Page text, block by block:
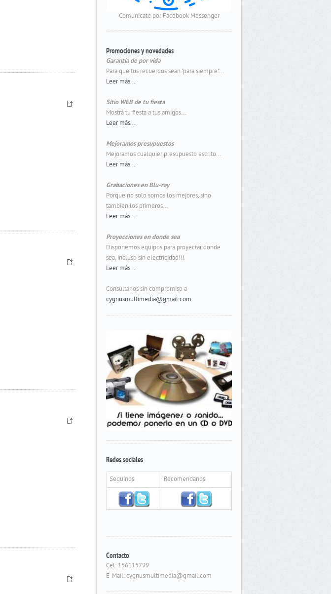
Comunicate por Facebook Messenger
Promociones y novedades
Garantía de por vida
Para que tus recuerdos sean "para siempre"...
Leer más...
Sitio WEB de tu fiesta
Mostrá tu fiesta a tus amigos...
Leer más...
Mejoramos presupuestos
Mejoramos cualquier presupuesto escrito...
Leer más...
Grabaciones en Blu-ray
Porque no solo somos los mejores, sino
tambien los primeros...
Leer más...
Proyecciones en donde sea
Disponemos equipos para proyectar donde
sea, incluso sin electricidad!!!
Leer más...
Consultanos sin compromiso a
cygnusmultimedia@gmail.com
Redes sociales
Seguinos Recomendanos
Contacto
Cel: 156115799
E-Mail: cygnusmultimedia@gmail.com